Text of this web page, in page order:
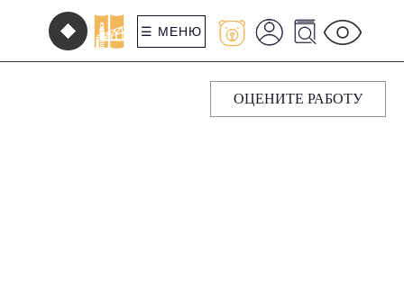
☰ МЕНЮ
ОЦЕНИТЕ РАБОТУ